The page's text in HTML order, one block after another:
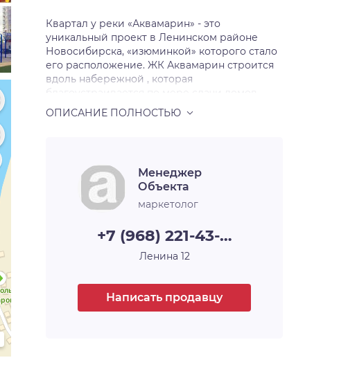
Квартал у реки «Аквамарин» - это
уникальный проект в Ленинском районе
Новосибирска, «изюминкой» которого стало
его расположение. ЖК Аквамарин строится
вдоль набережной , которая
благоустраивается по мере сдачи домов,
превращаясь в зону для отдыха, прогулок и
спорта. Такое преобразование берега
первых этажах жилых домов разместятся
магазины, кафе, медицинские центры,
салоны красоты и прочие элементы
уже обладает сложившейся
инфраструктурой, так как данный район
находится в развитой части Новосибирска.
комфортному проживанию маленьких
жителей микрорайона, для них
предусмотрены два детских сада и
Менеджер
Объекта
маркетолог
+7 (968) 221-43-…
Ленина 12
Написать продавцу